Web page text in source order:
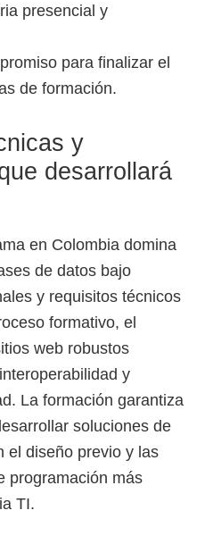
presencial y
para finalizar el
de formación.
y
desarrollará
en Colombia domina
de datos bajo
y requisitos técnicos
formativo, el
web robustos
y
La formación garantiza
soluciones de
el diseño previo y las
programación más
TI.